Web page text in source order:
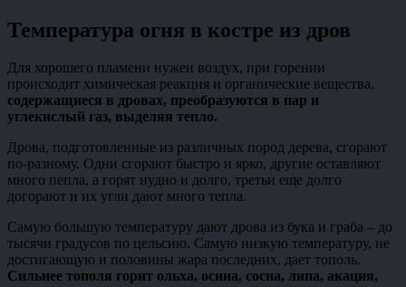
Температура огня в костре из дров
Для хорошего пламени нужен воздух, при горении
происходит химическая реакция и органические вещества,
содержащиеся в дровах, преобразуются в пар и
углекислый газ, выделяя тепло.
Дрова, подготовленные из различных пород дерева, сгорают
по-разному. Одни сгорают быстро и ярко, другие оставляют
много пепла, а горят нудно и долго, третьи еще долго
догорают и их угли дают много тепла.
Самую большую температуру дают дрова из бука и граба – до
тысячи градусов по цельсию. Самую низкую температуру, не
достигающую и половины жара последних, дает тополь.
Сильнее тополя горит ольха, осина, сосна, липа, акация,